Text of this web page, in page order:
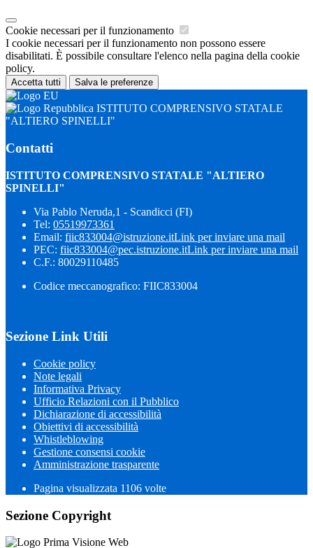
Cookie necessari per il funzionamento
I cookie necessari per il funzionamento non possono essere
disabilitati. È possibile consultare l'elenco nella pagina della cookie
policy.
Accetta tutti Salva le preferenze
ISTITUTO COMPRENSIVO STATALE
"ALTIERO SPINELLI"
Contatti
ISTITUTO COMPRENSIVO STATALE "ALTIERO
SPINELLI"
Via Pablo Neruda,1 - Scandicci (FI)
Tel: 05519973361
Email: fiic833004@istruzione.itLink per inviare una mail
PEC: fiic833004@pec.istruzione.itLink per inviare una mail
C.F.: 80029110485
Codice meccanografico: FIIC833004
Sezione Link Utili
Cookie policy
Note legali
Informativa Privacy
Ufficio Relazioni con il Pubblico
Dichiarazione di accessibilità
Obiettivi di accessibilità
Whistleblowing
Gestione consensi cookie
Amministrazione trasparente
Pagina visualizzata 1106 volte
Sezione Copyright